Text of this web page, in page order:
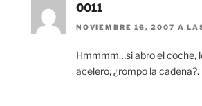
0011
NOVIEMBRE 16, 2007 A
Hmmmm…si abro el coche,
acelero, ¿rompo la cadena?.